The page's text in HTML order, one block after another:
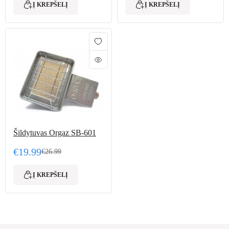
Į KREPŠELĮ Į KREPŠELĮ
Šildytuvas Orgaz SB-601
€26.99
Original price was: €26.99.
€19.99
Current price is: €19.99.
Į KREPŠELĮ